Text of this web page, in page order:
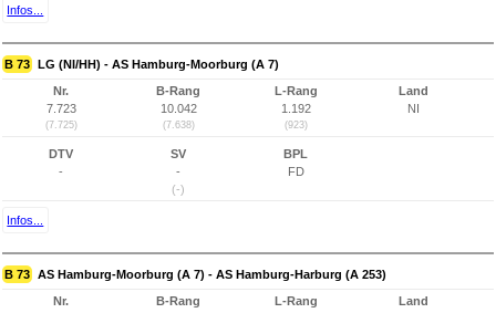
Infos...
B 73 LG (NI/HH) - AS Hamburg-Moorburg (A 7)
Nr.
7.723
(7.725)
B-Rang
10.042
(7.638)
L-Rang
1.192
(923)
Land
NI
DTV
-
SV
-
(-)
BPL
FD
Infos...
B 73 AS Hamburg-Moorburg (A 7) - AS Hamburg-Harburg (A 253)
Nr.
B-Rang
L-Rang
Land